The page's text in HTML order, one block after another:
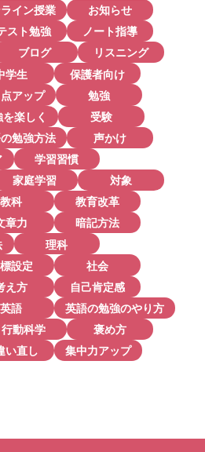
イン授業
お知らせ
スト勉強
ノート指導
ブログ
リスニング
学生
保護者向け
アップ
勉強
楽しく
受験
勉強方法
声かけ
学習習慣
家庭学習
対象
教科
教育改革
章力
暗記方法
理科
設定
社会
え方
自己肯定感
英語
英語の勉強のやり方
行動科学
褒め方
い直し
集中力アップ